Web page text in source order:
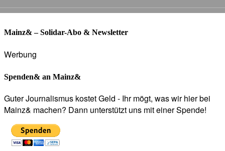
Mainz& – Solidar-Abo & Newsletter
Werbung
Spenden& an Mainz&
Guter Journalismus kostet Geld - Ihr mögt, was wir hier bei
Mainz& machen? Dann unterstützt uns mit einer Spende!